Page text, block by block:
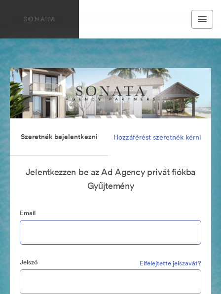
Szeretnék bejelentkezni Hozzáférést szeretnék kérni
Jelentkezzen be az Ad Agency privát fiókba
Gyűjtemény
Email
Jelszó Elfelejtette jelszavát?